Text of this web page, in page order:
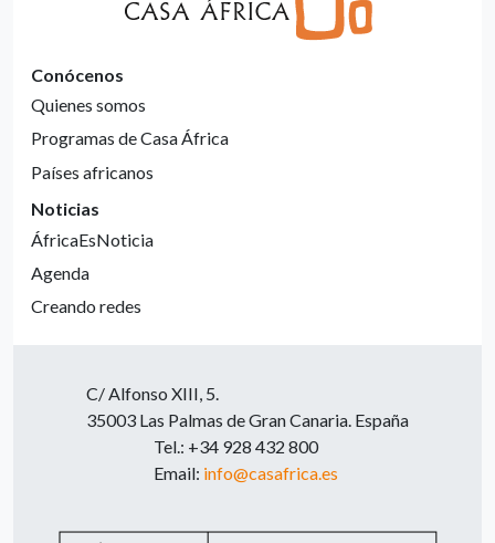
Conócenos
Quienes somos
Programas de Casa África
Países africanos
Noticias
ÁfricaEsNoticia
Agenda
Creando redes
C/ Alfonso XIII, 5.
35003 Las Palmas de Gran Canaria. España
Tel.: +34 928 432 800
Email: info@casafrica.es